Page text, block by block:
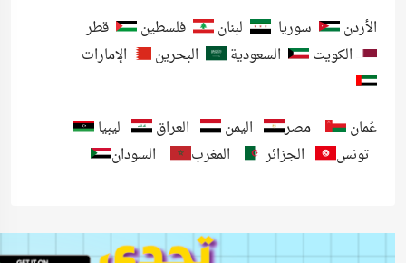
الأردن سوريا لبنان فلسطين
قطر
الكويت
السعودية البحرين الإمارات
عُمان مصر اليمن العراق
ليبيا
تونس
الجزائر المغرب السودان